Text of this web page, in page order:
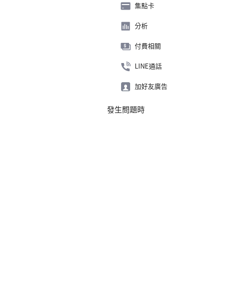
集點卡
分析
付費相關
LINE通話
加好友廣告
發生問題時